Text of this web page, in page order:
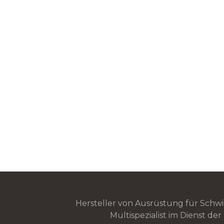
Hersteller von Ausrüstung für
Multispezialist im Dienst